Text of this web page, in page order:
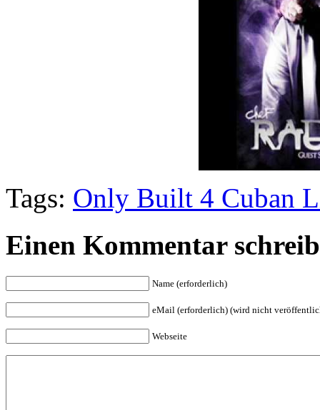
Tags: Only Built 4 Cuban
Einen Kommentar
Name (erforderlich)
eMail (erforderlich) (wird nicht
Webseite